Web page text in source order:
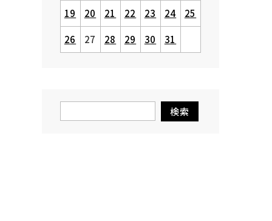
19 20 21 22 23 24 25
26 27 28 29 30 31